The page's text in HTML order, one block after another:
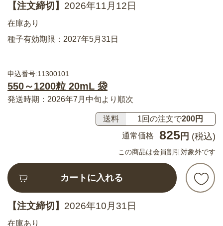
【注文締切】 2026年11月12日
在庫あり
種子有効期限：2027年5月31日
申込番号:11300101
550～1200粒 20mL 袋
発送時期：2026年7月中旬より順次
送料 1回の注文で200円
通常価格
825 円 (税込)
この商品は会員割引対象外です
カートに入れる
【注文締切】 2026年10月31日
在庫あり